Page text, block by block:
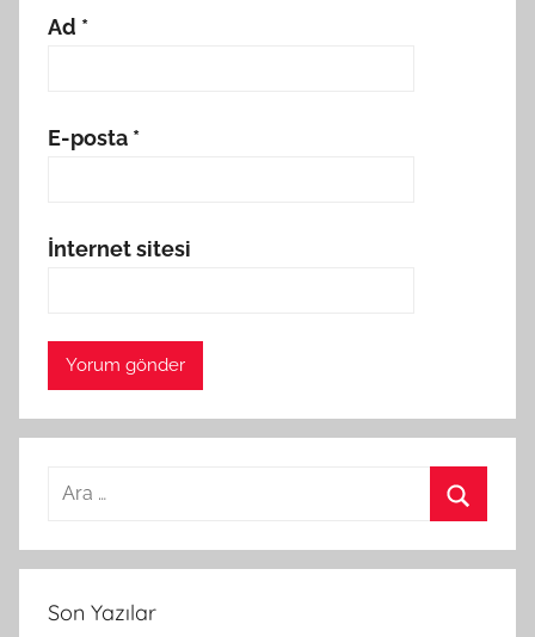
Ad *
E-posta *
İnternet sitesi
a
a
r
Son Yazılar